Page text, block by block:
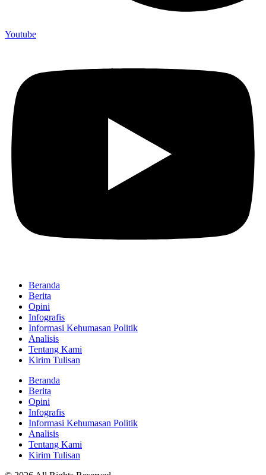
Youtube
Beranda
Berita
Opini
Infografis
Informasi Kehumasan Politik
Analisis
Tentang Kami
Kirim Tulisan
Beranda
Berita
Opini
Infografis
Informasi Kehumasan Politik
Analisis
Tentang Kami
Kirim Tulisan